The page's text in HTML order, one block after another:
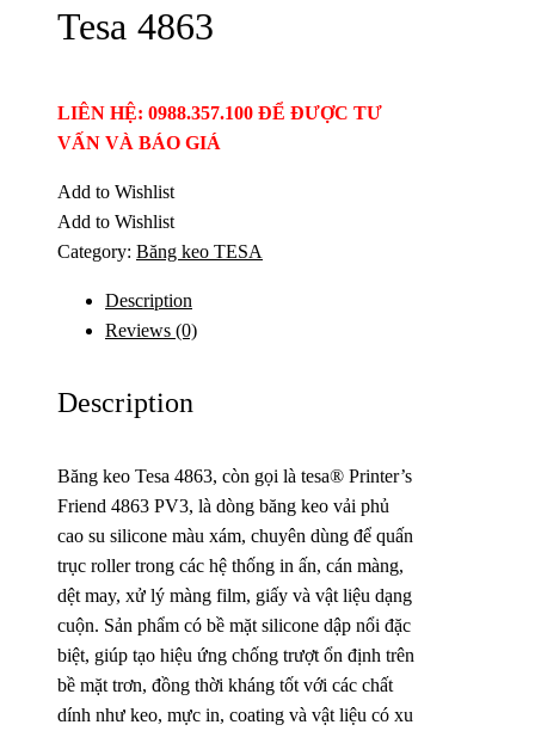
Tesa 4863
LIÊN HỆ: 0988.357.100 ĐỂ ĐƯỢC TƯ
VẤN VÀ BÁO GIÁ
Add to Wishlist
Add to Wishlist
Category: Băng keo TESA
Description
Reviews (0)
Description
Băng keo Tesa 4863, còn gọi là tesa® Printer’s
Friend 4863 PV3, là dòng băng keo vải phủ
cao su silicone màu xám, chuyên dùng để quấn
trục roller trong các hệ thống in ấn, cán màng,
dệt may, xử lý màng film, giấy và vật liệu dạng
cuộn. Sản phẩm có bề mặt silicone dập nổi đặc
biệt, giúp tạo hiệu ứng chống trượt ổn định trên
bề mặt trơn, đồng thời kháng tốt với các chất
dính như keo, mực in, coating và vật liệu có xu